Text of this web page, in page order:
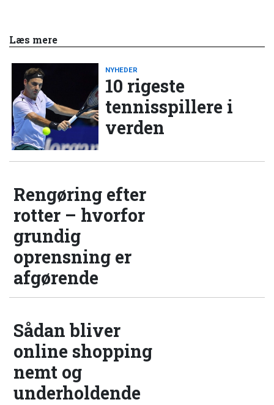
Læs mere
NYHEDER
10 rigeste
tennisspillere i
verden
Rengøring efter
rotter – hvorfor
grundig
oprensning er
afgørende
Sådan bliver
online shopping
nemt og
underholdende